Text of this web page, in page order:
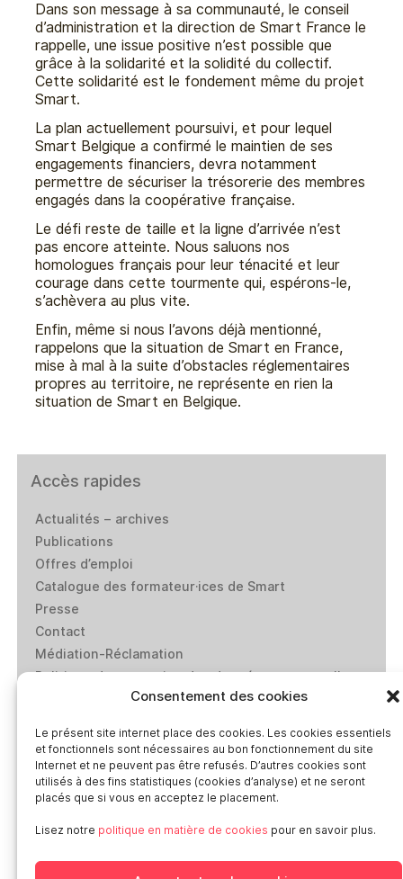
Consentement des cookies
Le présent site internet place des cookies. Les cookies essentiels
et fonctionnels sont nécessaires au bon fonctionnement du site
Internet et ne peuvent pas être refusés. D’autres cookies sont
utilisés à des fins statistiques (cookies d’analyse) et ne seront
placés que si vous en acceptez le placement.
Lisez notre politique en matière de cookies pour en savoir plus.
Dans son message à sa communauté, le conseil
d’administration et la direction de Smart France le
rappelle, une issue positive n’est possible que
grâce à la solidarité et la solidité du collectif.
Cette solidarité est le fondement même du projet
Smart.
La plan actuellement poursuivi, et pour lequel
Smart Belgique a confirmé le maintien de ses
engagements financiers, devra notamment
permettre de sécuriser la trésorerie des membres
engagés dans la coopérative française.
Le défi reste de taille et la ligne d’arrivée n’est
pas encore atteinte. Nous saluons nos
homologues français pour leur ténacité et leur
courage dans cette tourmente qui, espérons-le,
s’achèvera au plus vite.
Enfin, même si nous l’avons déjà mentionné,
rappelons que la situation de Smart en France,
mise à mal à la suite d’obstacles réglementaires
propres au territoire, ne représente en rien la
situation de Smart en Belgique.
Accès rapides
Actualités – archives
Publications
Offres d’emploi
Catalogue des formateur·ices de Smart
Presse
Contact
Médiation-Réclamation
Politique de protection des données personnelles
Mentions légales
Réseaux sociaux